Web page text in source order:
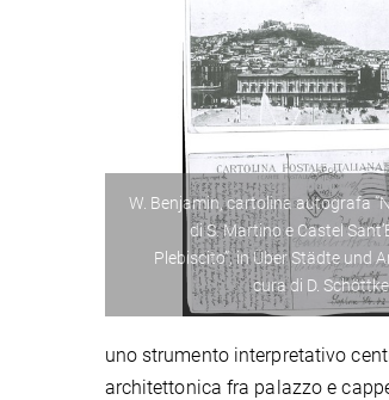
W. Benjamin, cartolina autografa
di S. Martino e Castel
Plebiscito”, in Über Städte und
cura di D.
uno strumento interpretativo
architettonica fra palazzo e